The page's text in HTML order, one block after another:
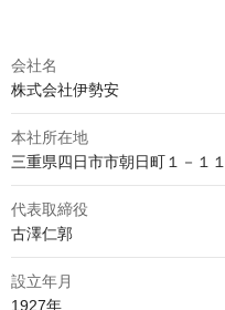
会社名
株式会社伊勢安
本社所在地
三重県四日市市朝日町１－１１
代表取締役
古澤仁郭
設立年月
1927年